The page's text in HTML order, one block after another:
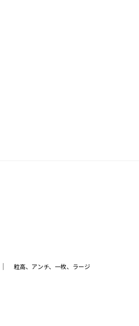
｜ 粒高、アンチ、一枚、ラージ